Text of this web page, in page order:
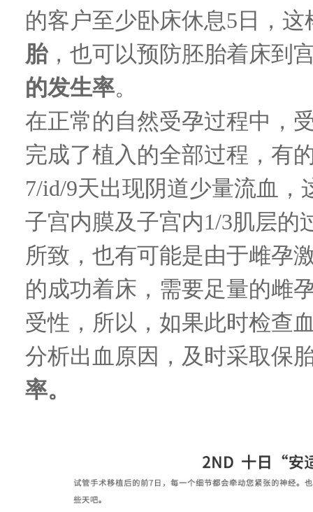
的客户至少卧床休息5日，这
胎，也可以预防胚胎着床到
的发生率。
在正常的自然受孕过程中，
完成了植入的全部过程，有
7/id/9天出现阴道少量流血，
子宫内膜及子宫内1/3肌层的
所致，也有可能是由于雌孕
的成功着床，需要足量的雌
受性，所以，如果此时检查
分析出血原因，及时采取保
率。